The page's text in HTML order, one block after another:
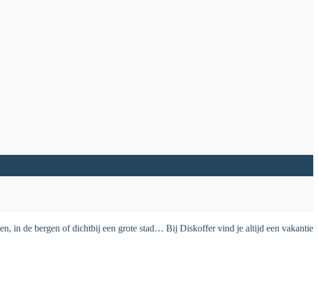
in de bergen of dichtbij een grote stad… Bij Diskoffer vind je altijd een vakantie